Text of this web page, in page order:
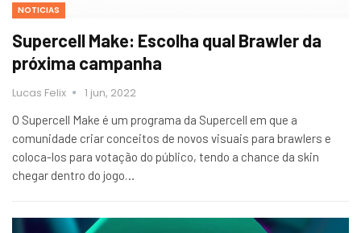
NOTICIAS
Supercell Make: Escolha qual Brawler da
próxima campanha
Lucas Felix 1 jun, 2022
O Supercell Make é um programa da Supercell em que a
comunidade criar conceitos de novos visuais para brawlers e
coloca-los para votação do público, tendo a chance da skin
chegar dentro do jogo…